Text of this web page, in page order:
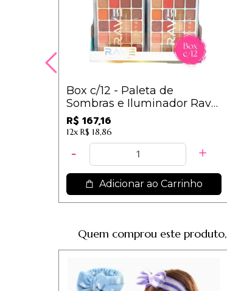
Box c/12 - Paleta de
Sombras e Iluminador Rave
Vivai - 4055.1.1 / 13,93
R$ 167,16
12x R$ 18,86
Adicionar ao Carrinho
Quem comprou este